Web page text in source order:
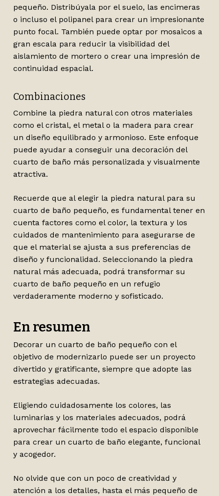
pequeño. Distribúyala por el suelo, las encimeras
o incluso el polipanel para crear un impresionante
punto focal. También puede optar por mosaicos a
gran escala para reducir la visibilidad del
aislamiento de mortero o crear una impresión de
continuidad espacial.
Combinaciones
Combine la piedra natural con otros materiales
como el cristal, el metal o la madera para crear
un diseño equilibrado y armonioso. Este enfoque
puede ayudar a conseguir una decoración del
cuarto de baño más personalizada y visualmente
atractiva.
Recuerde que al elegir la piedra natural para su
cuarto de baño pequeño, es fundamental tener en
cuenta factores como el color, la textura y los
cuidados de mantenimiento para asegurarse de
que el material se ajusta a sus preferencias de
diseño y funcionalidad. Seleccionando la piedra
natural más adecuada, podrá transformar su
cuarto de baño pequeño en un refugio
verdaderamente moderno y sofisticado.
En resumen
Decorar un cuarto de baño pequeño con el
objetivo de modernizarlo puede ser un proyecto
divertido y gratificante, siempre que adopte las
estrategias adecuadas.
Eligiendo cuidadosamente los colores, las
luminarias y los materiales adecuados, podrá
aprovechar fácilmente todo el espacio disponible
para crear un cuarto de baño elegante, funcional
y acogedor.
No olvide que con un poco de creatividad y
atención a los detalles, hasta el más pequeño de